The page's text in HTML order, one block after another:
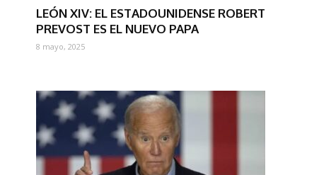
LEÓN XIV: EL ESTADOUNIDENSE ROBERT
PREVOST ES EL NUEVO PAPA
8 mayo, 2025